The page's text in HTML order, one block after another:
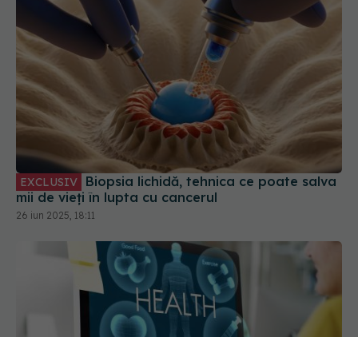
EXCLUSIV
mii de vieți în lupta cu cancerul
26 iun 2025, 18:11